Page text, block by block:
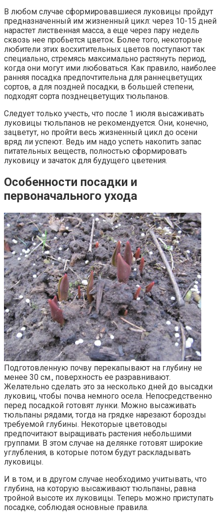
В любом случае сформировавшиеся луковицы пройдут
предназначенный им жизненный цикл: через 10-15 дней
нарастет лиственная масса, а еще через пару недель
сквозь нее пробьется цветок. Более того, некоторые
любители этих восхитительных цветов поступают так
специально, стремясь максимально растянуть период,
когда они могут ими любоваться. Как правило, наиболее
ранняя посадка предпочтительна для раннецветущих
сортов, а для поздней посадки, в большей степени,
подходят сорта позднецветущих тюльпанов.
Следует только учесть, что после 1 июля высаживать
луковицы тюльпанов не рекомендуется. Они, конечно,
зацветут, но пройти весь жизненный цикл до осени
вряд ли успеют. Ведь им надо успеть накопить запас
питательных веществ, полностью сформировать
луковицу и зачаток для будущего цветения.
Особенности посадки и
первоначального ухода
Подготовленную почву перекапывают на глубину не
менее 30 см., поверхность ее разравнивают.
Желательно сделать это за несколько дней до высадки
луковиц, чтобы почва немного осела. Непосредственно
перед посадкой готовят лунки. Можно высаживать
тюльпаны рядами, тогда на грядке нарезают борозды
требуемой глубины. Некоторые цветоводы
предпочитают выращивать растения небольшими
группами. В этом случае на делянке готовят широкие
углубления, в которые потом будут раскладывать
луковицы.
И в том, и в другом случае необходимо учитывать, что
глубина, на которую высаживают тюльпаны, равна
тройной высоте их луковицы. Теперь можно приступать
посадке, соблюдая основные правила.